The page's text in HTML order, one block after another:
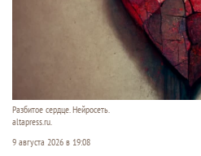
Разбитое сердце. Нейросеть.
altapress.ru.
9 августа 2026 в 19:08